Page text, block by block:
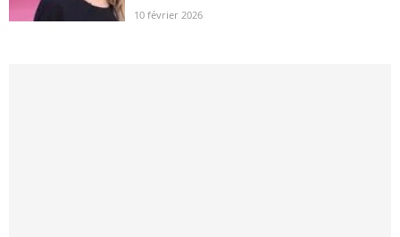
10 février 2026